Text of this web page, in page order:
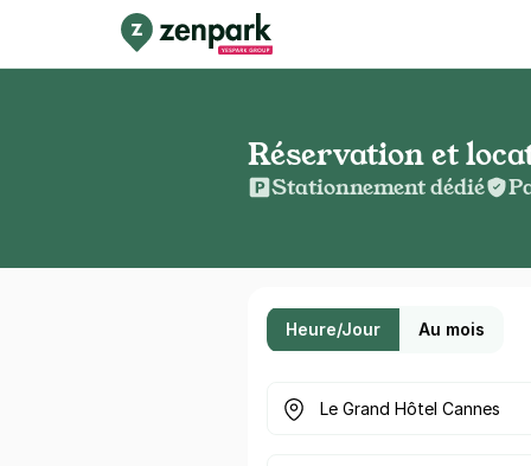
Réservation et
Stationnement dédié
Heure/Jour Au mois
Où cherchez-vous un parking